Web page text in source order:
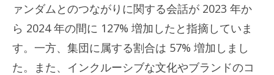
ァンダムとのつながりに関する会話が 2023 年か
ら 2024 年の間に 127% 増加したと指摘していま
す。一方、集団に属する割合は 57% 増加しまし
た。また、インクルーシブな文化やブランドのコ